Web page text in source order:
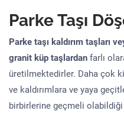
Parke Taşı
Parke taşı kaldırım taşları
granit küp taşlardan farlı
üretilmektedirler. Daha çok
ve kaldırımlara ve yaya
birbirlerine geçmeli olabildiği